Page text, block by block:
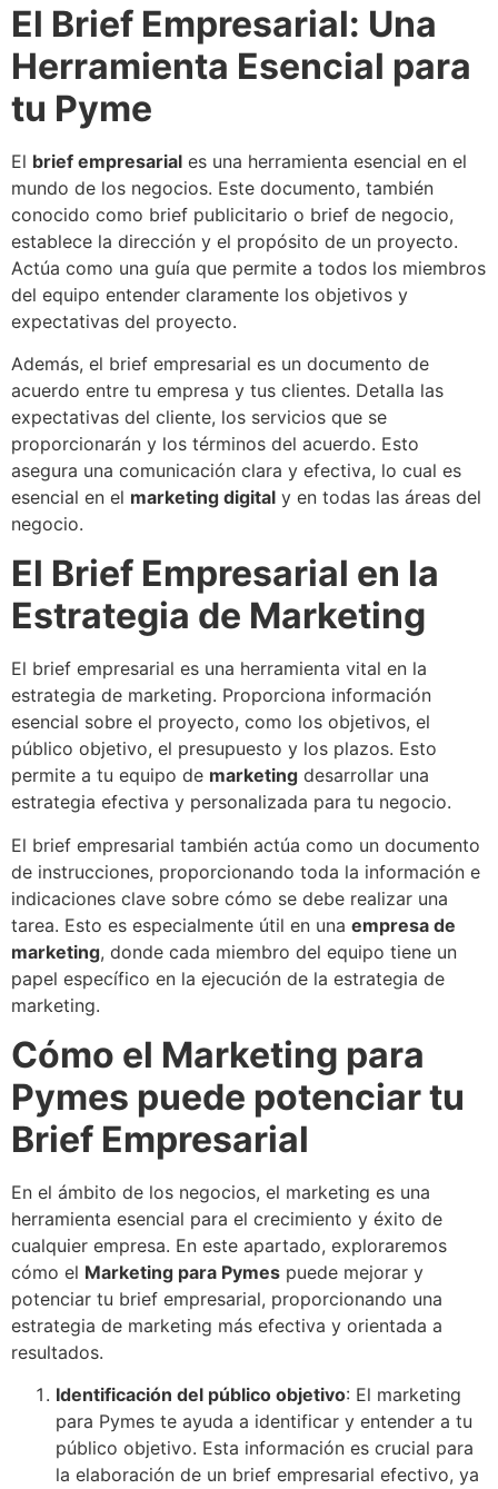
El Brief Empresarial: Una
Herramienta Esencial para
tu Pyme
El brief empresarial es una herramienta esencial en el
mundo de los negocios. Este documento, también
conocido como brief publicitario o brief de negocio,
establece la dirección y el propósito de un proyecto.
Actúa como una guía que permite a todos los miembros
del equipo entender claramente los objetivos y
expectativas del proyecto.
Además, el brief empresarial es un documento de
acuerdo entre tu empresa y tus clientes. Detalla las
expectativas del cliente, los servicios que se
proporcionarán y los términos del acuerdo. Esto
asegura una comunicación clara y efectiva, lo cual es
esencial en el marketing digital y en todas las áreas del
negocio.
El Brief Empresarial en la
Estrategia de Marketing
El brief empresarial es una herramienta vital en la
estrategia de marketing. Proporciona información
esencial sobre el proyecto, como los objetivos, el
público objetivo, el presupuesto y los plazos. Esto
permite a tu equipo de marketing desarrollar una
estrategia efectiva y personalizada para tu negocio.
El brief empresarial también actúa como un documento
de instrucciones, proporcionando toda la información e
indicaciones clave sobre cómo se debe realizar una
tarea. Esto es especialmente útil en una empresa de
marketing, donde cada miembro del equipo tiene un
papel específico en la ejecución de la estrategia de
marketing.
Cómo el Marketing para
Pymes puede potenciar tu
Brief Empresarial
En el ámbito de los negocios, el marketing es una
herramienta esencial para el crecimiento y éxito de
cualquier empresa. En este apartado, exploraremos
cómo el Marketing para Pymes puede mejorar y
potenciar tu brief empresarial, proporcionando una
estrategia de marketing más efectiva y orientada a
resultados.
Identificación del público objetivo: El marketing
para Pymes te ayuda a identificar y entender a tu
público objetivo. Esta información es crucial para
la elaboración de un brief empresarial efectivo, ya